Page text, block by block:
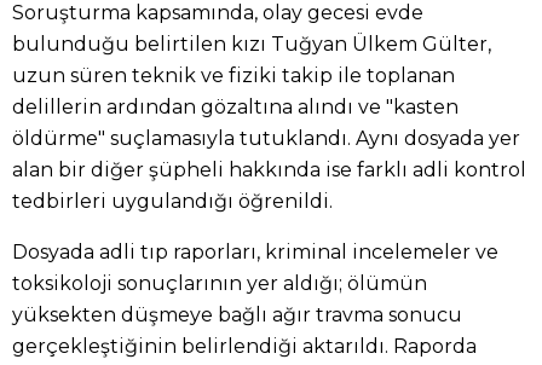
Soruşturma kapsamında, olay gecesi evde
bulunduğu belirtilen kızı Tuğyan Ülkem Gülter,
uzun süren teknik ve fiziki takip ile toplanan
delillerin ardından gözaltına alındı ve "kasten
öldürme" suçlamasıyla tutuklandı. Aynı dosyada yer
alan bir diğer şüpheli hakkında ise farklı adli kontrol
tedbirleri uygulandığı öğrenildi.
Dosyada adli tıp raporları, kriminal incelemeler ve
toksikoloji sonuçlarının yer aldığı; ölümün
yüksekten düşmeye bağlı ağır travma sonucu
gerçekleştiğinin belirlendiği aktarıldı. Raporda